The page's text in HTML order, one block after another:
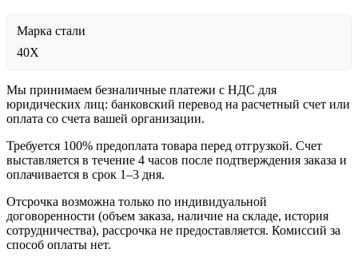
Марка стали
40Х
Мы принимаем безналичные платежи с НДС для
юридических лиц: банковский перевод на расчетный счет или
оплата со счета вашей организации.
Требуется 100% предоплата товара перед отгрузкой. Счет
выставляется в течение 4 часов после подтверждения заказа и
оплачивается в срок 1–3 дня.
Отсрочка возможна только по индивидуальной
договоренности (объем заказа, наличие на складе, история
сотрудничества), рассрочка не предоставляется. Комиссий за
способ оплаты нет.